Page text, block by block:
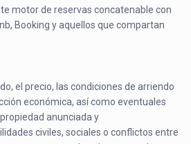
motor de reservas concatenable con
Booking y aquellos que compartan
el precio, las condiciones de arriendo
económica, así como eventuales
anunciada y
civiles, sociales o conflictos entre